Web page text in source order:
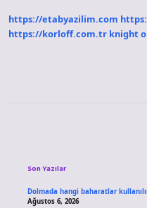
https://etabyazilim.com
https://korloff.com.tr knight
Son Yazılar
Dolmada hangi baharatlar
Ağustos 6, 2026